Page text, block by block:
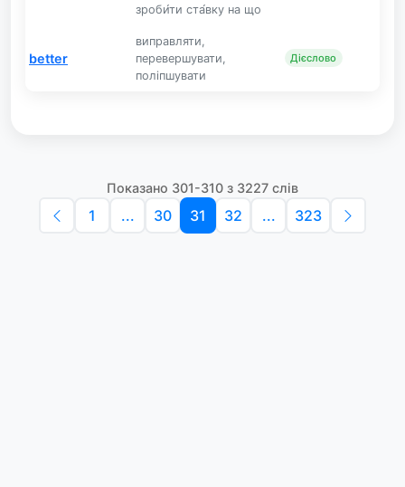
зроби́ти ста́вку на що
better
виправляти,
перевершувати,
поліпшувати
Дієслово
Показано 301-310 з 3227 слів
1 ... 30 31 32 ... 323